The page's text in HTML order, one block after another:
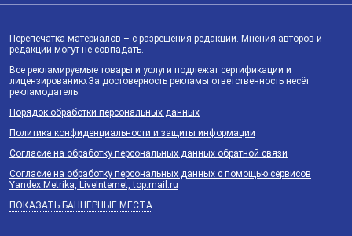
Перепечатка материалов – с разрешения редакции. Мнения авторов и
редакции могут не совпадать.
Все рекламируемые товары и услуги подлежат сертификации и
лицензированию.За достоверность рекламы ответственность несёт
рекламодатель.
Порядок обработки персональных данных
Политика конфиденциальности и защиты информации
Согласие на обработку персональных данных обратной связи
Согласие на обработку персональных данных с помощью сервисов
Yandex.Metrika, LiveInternet, top.mail.ru
ПОКАЗАТЬ БАННЕРНЫЕ МЕСТА